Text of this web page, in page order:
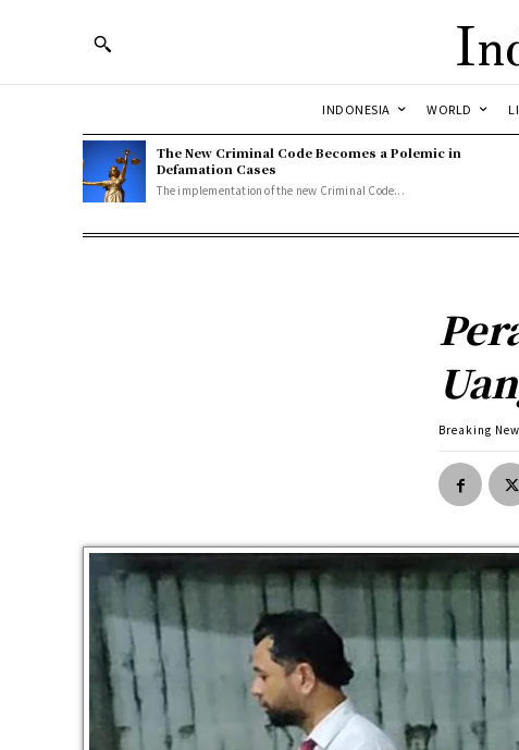
INDONESIA WORLD
The New Criminal Code Becomes a Polemic in
Defamation Cases
The implementation of the new Criminal Code...
Breaking